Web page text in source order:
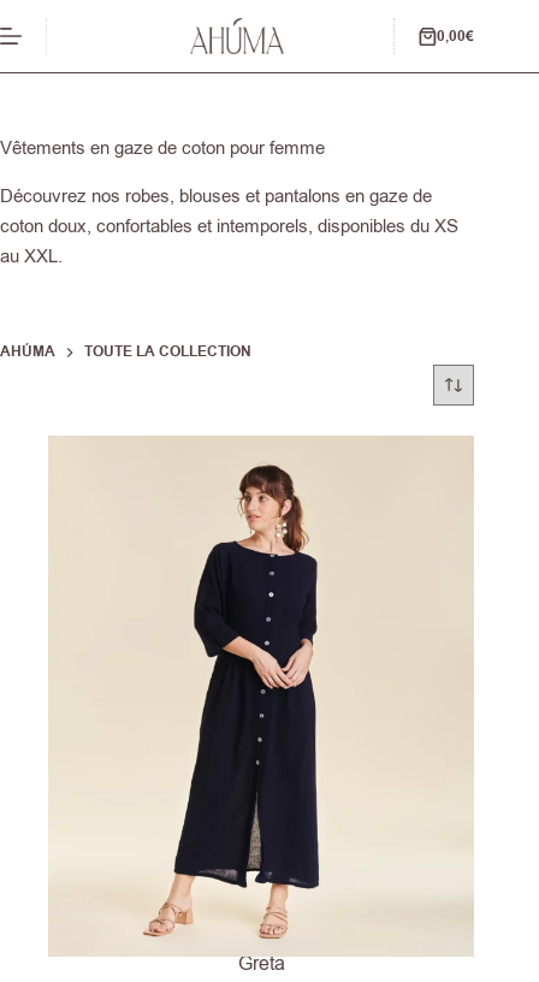
Passer
au
Panier
d’achat
0,00€
Vêtements en gaze de coton pour femme
Découvrez nos robes, blouses et pantalons en gaze de
coton doux, confortables et intemporels, disponibles du XS
au XXL.
AHÚMA TOUTE LA COLLECTION
Greta